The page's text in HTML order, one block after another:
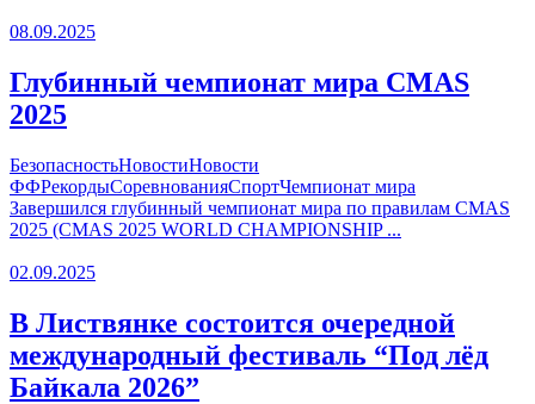
08.09.2025
Глубинный чемпионат мира CMAS
2025
БезопасностьНовостиНовости
ФФРекордыСоревнованияСпортЧемпионат мира
Завершился глубинный чемпионат мира по правилам CMAS
2025 (CMAS 2025 WORLD CHAMPIONSHIP ...
02.09.2025
В Листвянке состоится очередной
международный фестиваль “Под лёд
Байкала 2026”